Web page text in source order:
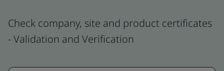
Check company, site and product certificates
- Validation and Verification